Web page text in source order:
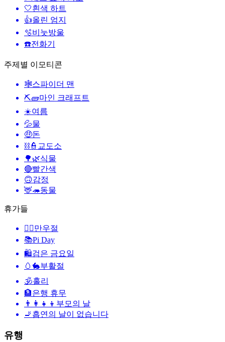
🤍흰색 하트
👍올린 엄지
🫧비눗방울
☎️전화기
주제별 이모티콘
🕸️스파이더 맨
⛏🧱마인 크래프트
☀️여름
💦물
🤑돈
⛓️👮 교도소
🌳🌿식물
🔴빨간색
🙃감정
🦌🦔동물
휴가들
🙆‍♂️만우절
📚Pi Day
🛍검은 금요일
🥚🐇부활절
🕉홀리
🏦은행 휴무
👨‍👩‍👧‍👦 부모의 날
🚬 흡연의 날이 없습니다
유행